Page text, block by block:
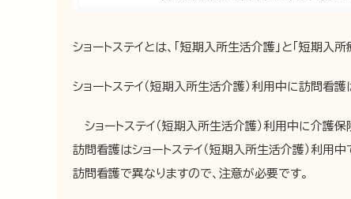
ショートステイとは、「短期入所生活介護」と「短期入
ショートステイ（短期入所生活介護）利用中に訪問看
ショートステイ（短期入所生活介護）利用中に介護
訪問看護はショートステイ（短期入所生活介護）利
訪問看護で異なりますので、注意が必要です。